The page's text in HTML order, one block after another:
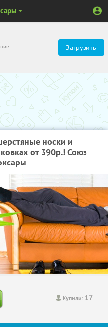
Загрузить
носки и
от 390р.! Союз
Купили: 17